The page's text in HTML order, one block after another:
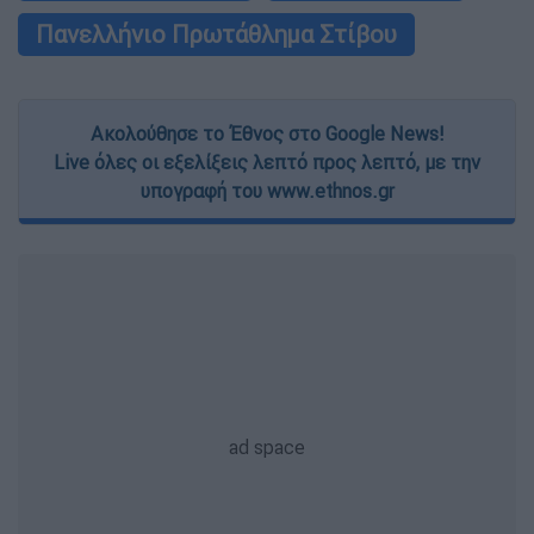
Πανελλήνιο Πρωτάθλημα Στίβου
Ακολούθησε το Έθνος στο Google News!
Live όλες οι εξελίξεις λεπτό προς λεπτό, με την
υπογραφή του www.ethnos.gr